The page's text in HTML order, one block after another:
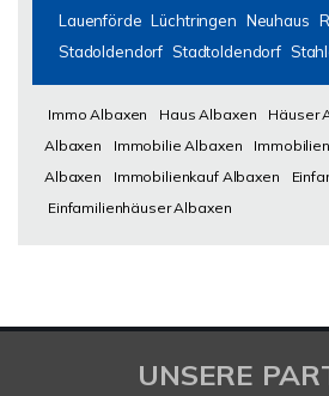
Lauenförde Lüchtringen Neuhaus
Stadoldendorf Stadtoldendorf
Immo Albaxen Haus Albaxen Häuser
Albaxen
Immobilie Albaxen
Albaxen
Immobilienkauf Albaxen
Einfamilienhäuser Albaxen
UNSERE